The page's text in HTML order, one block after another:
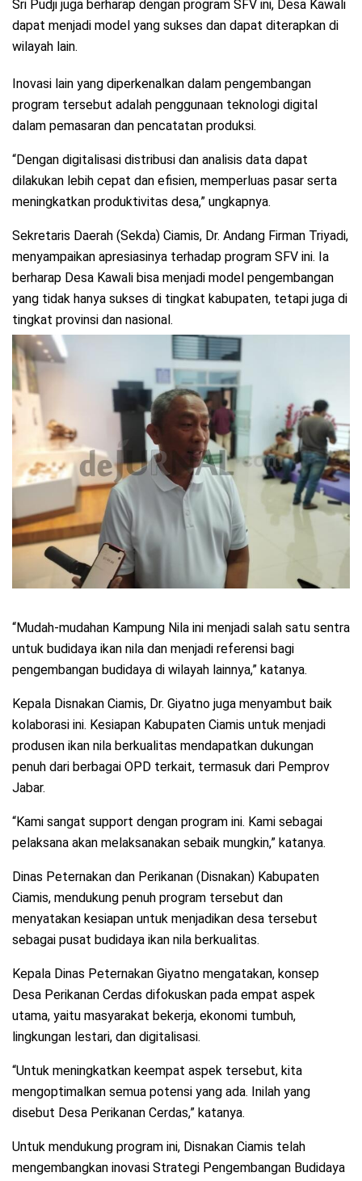
Sri Pudji juga berharap dengan program SFV ini, Desa Kawali
dapat menjadi model yang sukses dan dapat diterapkan di
wilayah lain.
Inovasi lain yang diperkenalkan dalam pengembangan
program tersebut adalah penggunaan teknologi digital
dalam pemasaran dan pencatatan produksi.
“Dengan digitalisasi distribusi dan analisis data dapat
dilakukan lebih cepat dan efisien, memperluas pasar serta
meningkatkan produktivitas desa,” ungkapnya.
Sekretaris Daerah (Sekda) Ciamis, Dr. Andang Firman Triyadi,
menyampaikan apresiasinya terhadap program SFV ini. Ia
berharap Desa Kawali bisa menjadi model pengembangan
yang tidak hanya sukses di tingkat kabupaten, tetapi juga di
tingkat provinsi dan nasional.
“Mudah-mudahan Kampung Nila ini menjadi salah satu sentra
untuk budidaya ikan nila dan menjadi referensi bagi
pengembangan budidaya di wilayah lainnya,” katanya.
Kepala Disnakan Ciamis, Dr. Giyatno juga menyambut baik
kolaborasi ini. Kesiapan Kabupaten Ciamis untuk menjadi
produsen ikan nila berkualitas mendapatkan dukungan
penuh dari berbagai OPD terkait, termasuk dari Pemprov
Jabar.
“Kami sangat support dengan program ini. Kami sebagai
pelaksana akan melaksanakan sebaik mungkin,” katanya.
Dinas Peternakan dan Perikanan (Disnakan) Kabupaten
Ciamis, mendukung penuh program tersebut dan
menyatakan kesiapan untuk menjadikan desa tersebut
sebagai pusat budidaya ikan nila berkualitas.
Kepala Dinas Peternakan Giyatno mengatakan, konsep
Desa Perikanan Cerdas difokuskan pada empat aspek
utama, yaitu masyarakat bekerja, ekonomi tumbuh,
lingkungan lestari, dan digitalisasi.
“Untuk meningkatkan keempat aspek tersebut, kita
mengoptimalkan semua potensi yang ada. Inilah yang
disebut Desa Perikanan Cerdas,” katanya.
Untuk mendukung program ini, Disnakan Ciamis telah
mengembangkan inovasi Strategi Pengembangan Budidaya